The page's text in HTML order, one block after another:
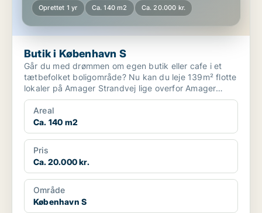
Oprettet 1 yr Ca. 140 m2 Ca. 20.000 kr.
Butik i København S
Går du med drømmen om egen butik eller cafe i et
tætbefolket boligområde? Nu kan du leje 139m² flotte
lokaler på Amager Strandvej lige overfor Amager
Stran...
Areal
Ca. 140 m2
Pris
Ca. 20.000 kr.
Område
København S